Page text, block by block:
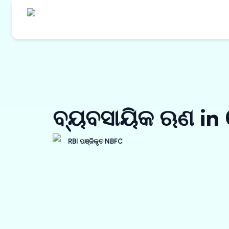
ୱାର୍କ
ବ୍ୟବସାୟିକ ଋଣ in
RBI ପଞ୍ଜିକୃତ NBFC